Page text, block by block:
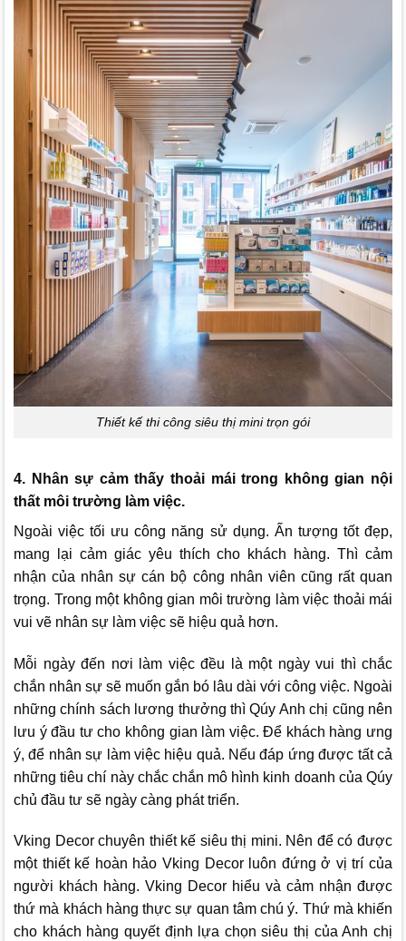
Thiết kế thi công siêu thị mini trọn gói
4. Nhân sự cảm thấy thoải mái trong không gian nội
thất môi trường làm việc.
Ngoài việc tối ưu công năng sử dụng. Ấn tượng tốt đẹp,
mang lại cảm giác yêu thích cho khách hàng. Thì cảm
nhận của nhân sự cán bộ công nhân viên cũng rất quan
trọng. Trong một không gian môi trường làm việc thoải mái
vui vẽ nhân sự làm việc sẽ hiệu quả hơn.
Mỗi ngày đến nơi làm việc đều là một ngày vui thì chắc
chắn nhân sự sẽ muốn gắn bó lâu dài với công việc. Ngoài
những chính sách lương thưởng thì Qúy Anh chị cũng nên
lưu ý đầu tư cho không gian làm việc. Để khách hàng ưng
ý, để nhân sự làm việc hiệu quả. Nếu đáp ứng được tất cả
những tiêu chí này chắc chắn mô hình kinh doanh của Qúy
chủ đầu tư sẽ ngày càng phát triển.
Vking Decorchuyên thiết kế siêu thị mini. Nên để có được
một thiết kế hoàn hảo Vking Decorluôn đứng ở vị trí của
người khách hàng. Vking Decor hiểu và cảm nhận được
thứ mà khách hàng thực sự quan tâm chú ý. Thứ mà khiến
cho khách hàng quyết định lựa chọn siêu thị của Anh chị